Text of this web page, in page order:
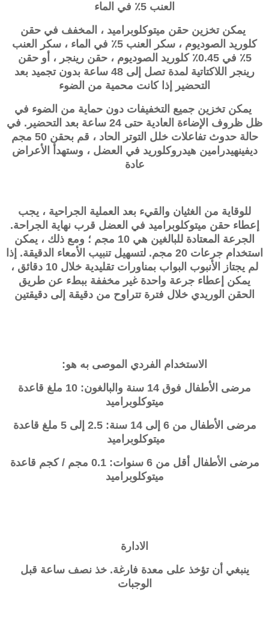
العنب 5٪ في الماء
يمكن تخزين حقن ميتوكلوبراميد ، المخفف في حقن
كلوريد الصوديوم ، سكر العنب 5٪ في الماء ، سكر العنب
5٪ في 0.45٪ كلوريد الصوديوم ، حقن رينجر ، أو حقن
رينجر اللاكتاتية لمدة تصل إلى 48 ساعة بدون تجميد بعد
التحضير إذا كانت محمية من الضوء
يمكن تخزين جميع التخفيفات دون حماية من الضوء في
ظل ظروف الإضاءة العادية حتى 24 ساعة بعد التحضير. في
حالة حدوث تفاعلات خلل التوتر الحاد ، قم بحقن 50 مجم
ديفينهيدرامين هيدروكلوريد في العضل ، وستهدأ الأعراض
عادة
للوقاية من الغثيان والقيء بعد العملية الجراحية ، يجب
إعطاء حقن ميتوكلوبراميد في العضل قرب نهاية الجراحة.
الجرعة المعتادة للبالغين هي 10 مجم ؛ ومع ذلك ، يمكن
استخدام جرعات 20 مجم. لتسهيل تنبيب الأمعاء الدقيقة. إذا
لم يجتاز الأنبوب البواب بمناورات تقليدية خلال 10 دقائق ،
يمكن إعطاء جرعة واحدة غير مخففة ببطء عن طريق
الحقن الوريدي خلال فترة تتراوح من دقيقة إلى دقيقتين
الاستخدام الفردي الموصى به هو:
مرضى الأطفال فوق 14 سنة والبالغون: 10 ملغ قاعدة
ميتوكلوبراميد
مرضى الأطفال من 6 إلى 14 سنة: 2.5 إلى 5 ملغ قاعدة
ميتوكلوبراميد
مرضى الأطفال أقل من 6 سنوات: 0.1 مجم / كجم قاعدة
ميتوكلوبراميد
الادارة
ينبغي أن تؤخذ على معدة فارغة. خذ نصف ساعة قبل
الوجبات